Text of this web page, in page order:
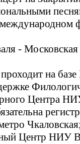
- Московская
на
Центра
Центр